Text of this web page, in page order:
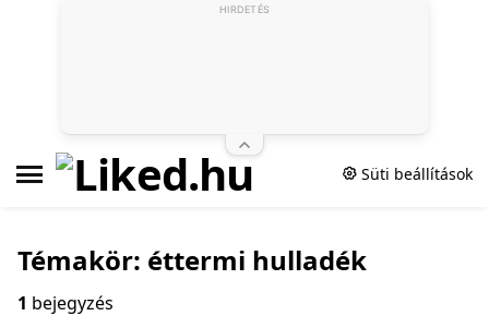
Süti beállítások
Témakör: éttermi hulladék
1 bejegyzés
HIRDETÉS